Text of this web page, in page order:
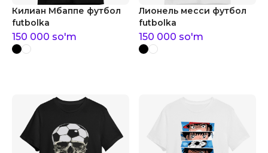
Килиан Мбаппе футбол
futbolka
150 000 so'm
Лионель месси футбол
futbolka
150 000 so'm